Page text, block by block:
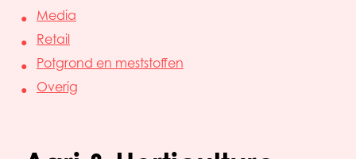
Media
Retail
Potgrond en meststoffen
Overig